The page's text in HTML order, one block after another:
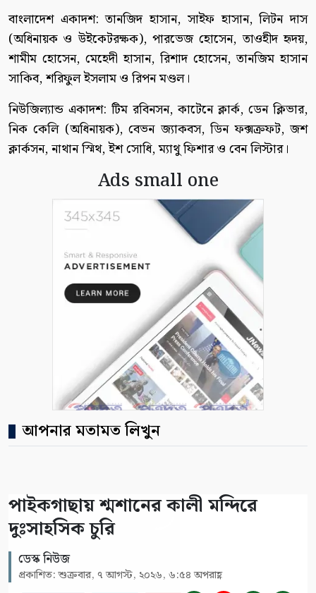
বাংলাদেশ একাদশ: তানজিদ হাসান, সাইফ হাসান, লিটন দাস
(অধিনায়ক ও উইকেটরক্ষক), পারভেজ হোসেন, তাওহীদ হৃদয়,
শামীম হোসেন, মেহেদী হাসান, রিশাদ হোসেন, তানজিম হাসান
সাকিব, শরিফুল ইসলাম ও রিপন মণ্ডল।
নিউজিল্যান্ড একাদশ: টিম রবিনসন, কাটেনে ক্লার্ক, ডেন ক্লিভার,
নিক কেলি (অধিনায়ক), বেভন জ্যাকবস, ডিন ফক্সক্রফট, জশ
ক্লার্কসন, নাথান স্মিথ, ইশ সোধি, ম্যাথু ফিশার ও বেন লিস্টার।
Ads small one
আপনার মতামত লিখুন
পাইকগাছায় শ্মশানের কালী মন্দিরে
দুঃসাহসিক চুরি
ডেস্ক নিউজ
প্রকাশিত: শুক্রবার, ৭ আগস্ট, ২০২৬, ৬:৫৪ অপরাহ্ণ